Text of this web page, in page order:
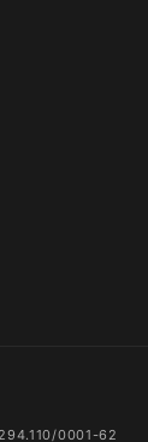
0001-62